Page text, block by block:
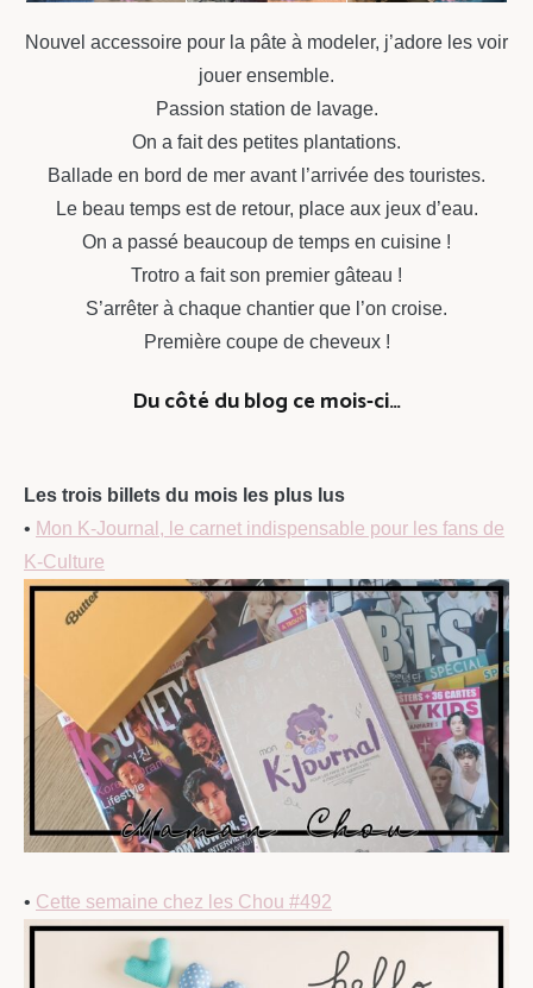
Nouvel accessoire pour la pâte à modeler, j’adore les voir
jouer ensemble.
Passion station de lavage.
On a fait des petites plantations.
Ballade en bord de mer avant l’arrivée des touristes.
Le beau temps est de retour, place aux jeux d’eau.
On a passé beaucoup de temps en cuisine !
Trotro a fait son premier gâteau !
S’arrêter à chaque chantier que l’on croise.
Première coupe de cheveux !
Du côté du blog ce mois-ci…
Les trois billets du mois les plus lus
• Mon K-Journal, le carnet indispensable pour les fans de
K-Culture
• Cette semaine chez les Chou #492